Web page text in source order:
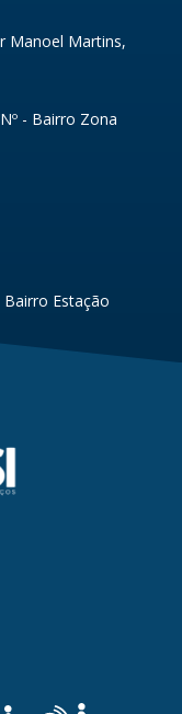
Manoel Martins,
- Bairro Zona
Bairro Estação